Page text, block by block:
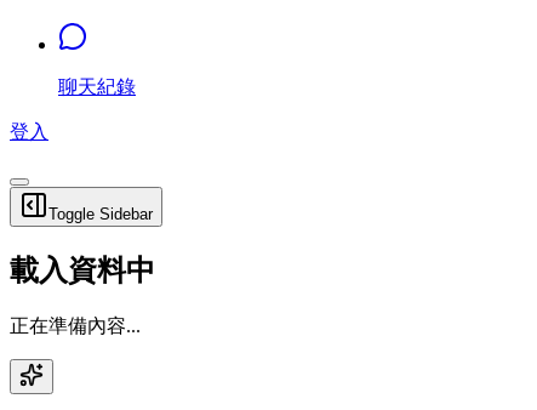
聊天紀錄
登入
Toggle Sidebar
載入資料中
正在準備內容...